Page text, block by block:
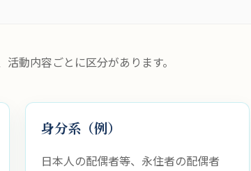
動内容ごとに区分があります。
身分系（例）
日本人の配偶者等、永住者の配偶者